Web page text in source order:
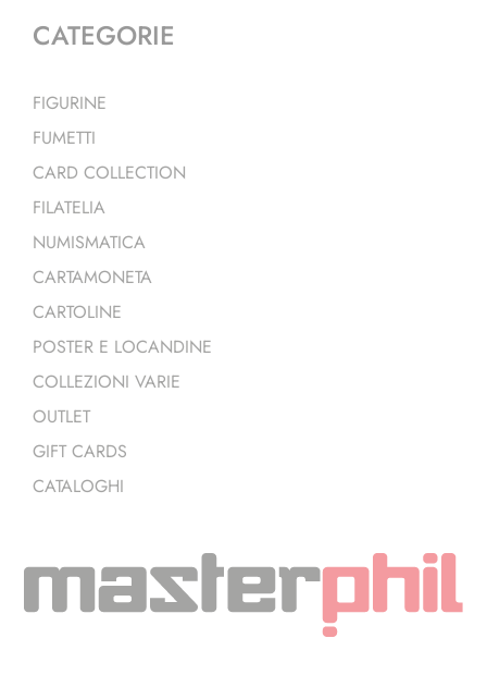
CATEGORIE
FIGURINE
FUMETTI
CARD COLLECTION
FILATELIA
NUMISMATICA
CARTAMONETA
CARTOLINE
POSTER E LOCANDINE
COLLEZIONI VARIE
OUTLET
GIFT CARDS
CATALOGHI